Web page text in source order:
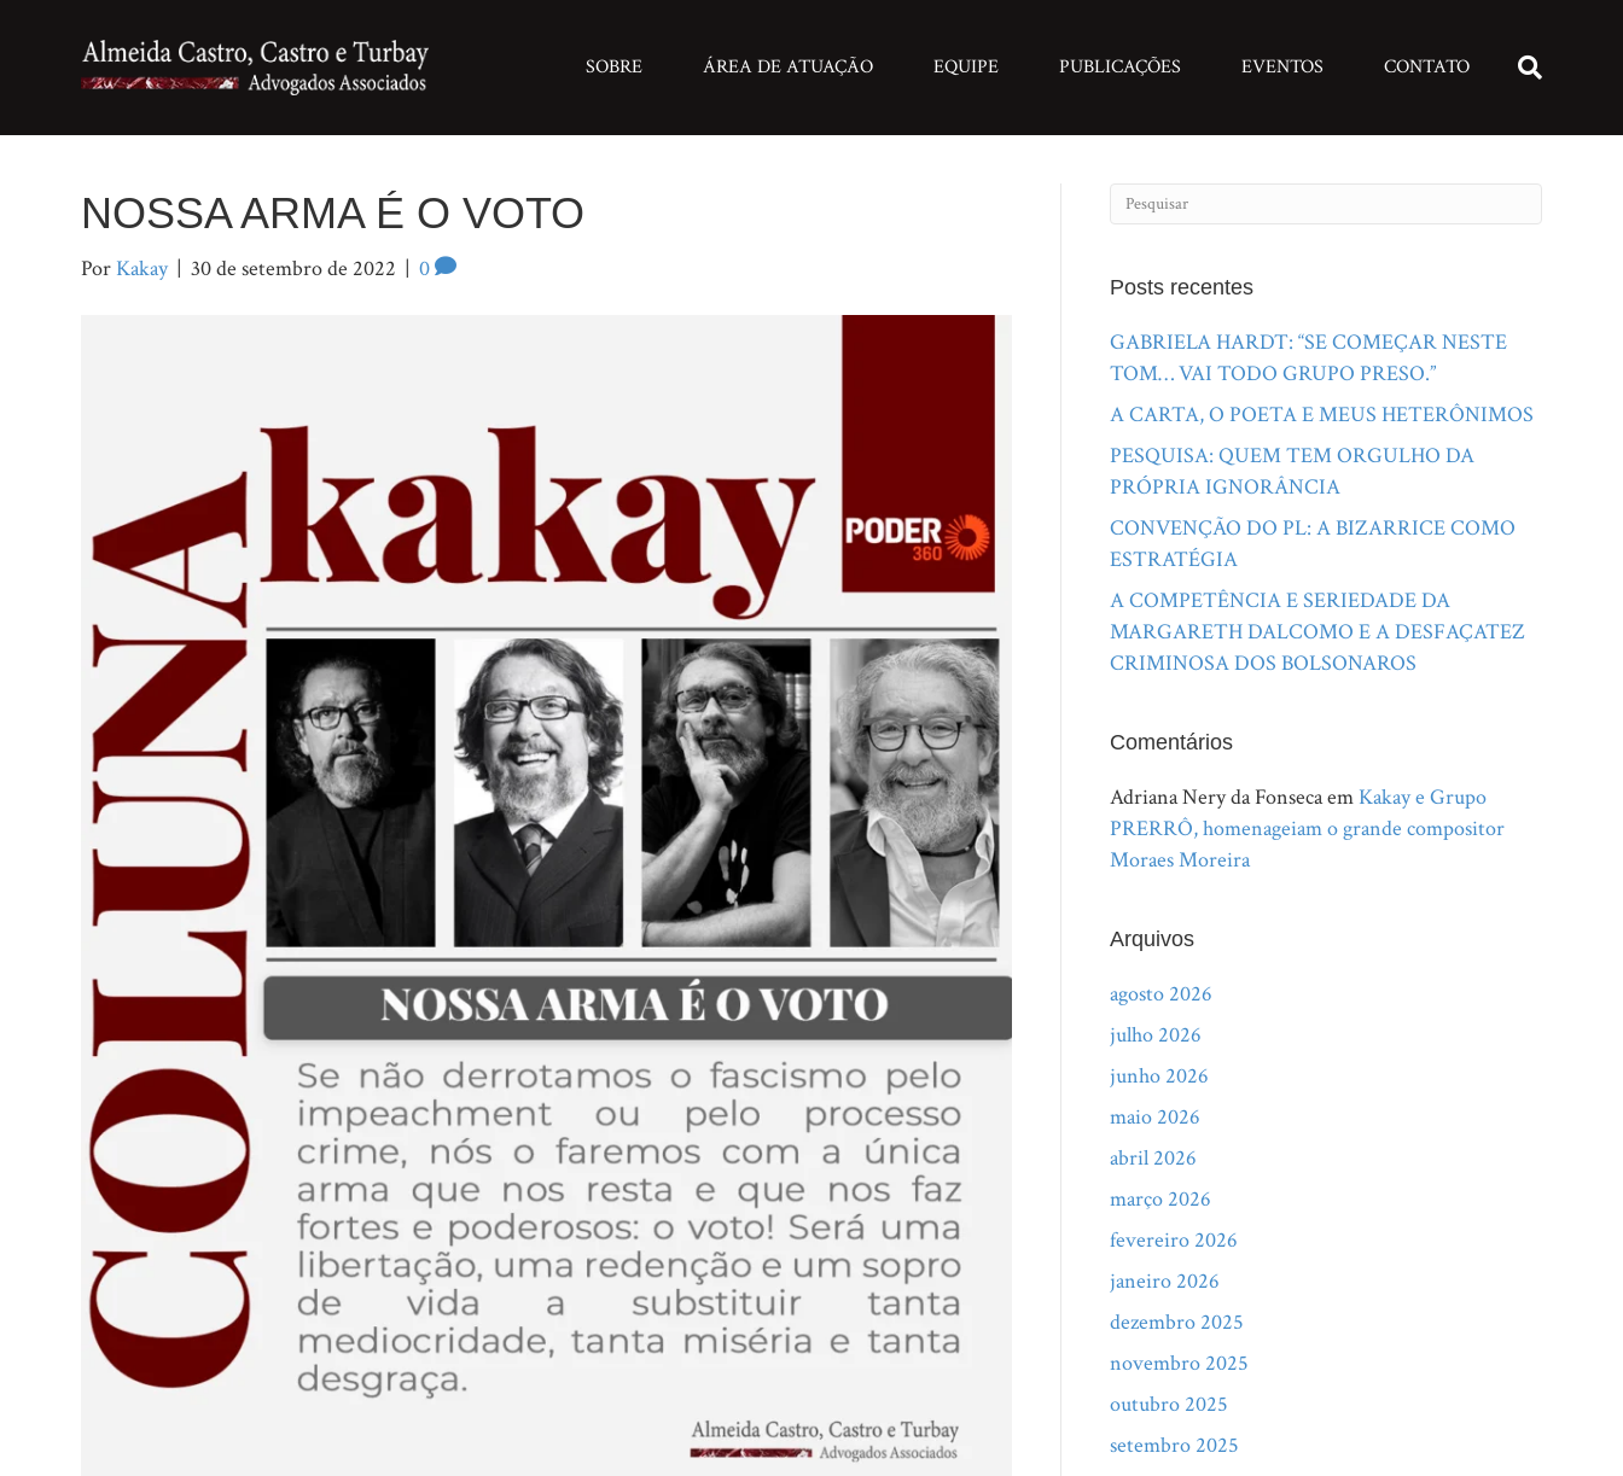
SOBRE ÁREA DE ATUAÇÃO EQUIPE PUBLICAÇÕES EVENTOS CONTATO
NOSSA ARMA É O VOTO
PorKakay | 30 de setembro de 2022 | 0
Posts recentes
GABRIELA HARDT: “SE COMEÇAR NESTE
TOM… VAI TODO GRUPO PRESO.”
A CARTA, O POETA E MEUS HETERÔNIMOS
PESQUISA: QUEM TEM ORGULHO DA
PRÓPRIA IGNORÂNCIA
CONVENÇÃO DO PL: A BIZARRICE COMO
ESTRATÉGIA
A COMPETÊNCIA E SERIEDADE DA
MARGARETH DALCOMO E A DESFAÇATEZ
CRIMINOSA DOS BOLSONAROS
Comentários
Adriana Nery da FonsecaemKakay e Grupo
PRERRÔ, homenageiam o grande compositor
Moraes Moreira
Arquivos
agosto 2026
julho 2026
junho 2026
maio 2026
abril 2026
março 2026
fevereiro 2026
janeiro 2026
dezembro 2025
novembro 2025
outubro 2025
setembro 2025